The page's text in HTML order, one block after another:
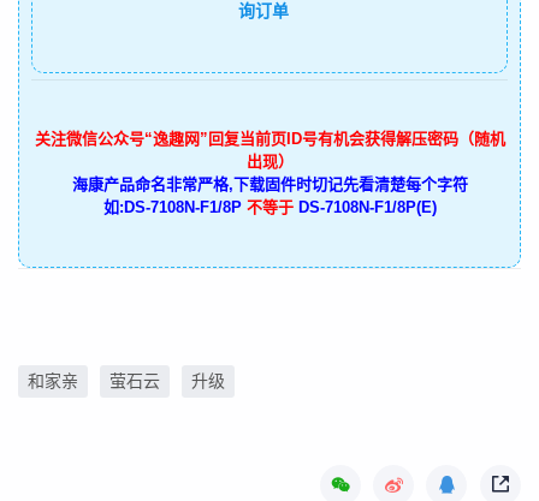
询订单
关注微信公众号“逸趣网”回复当前页ID号有机会获得解压密码（随机
出现）
海康产品命名非常严格,下载固件时切记先看清楚每个字符
如:DS-7108N-F1/8P 不等于 DS-7108N-F1/8P(E)
和家亲 萤石云 升级